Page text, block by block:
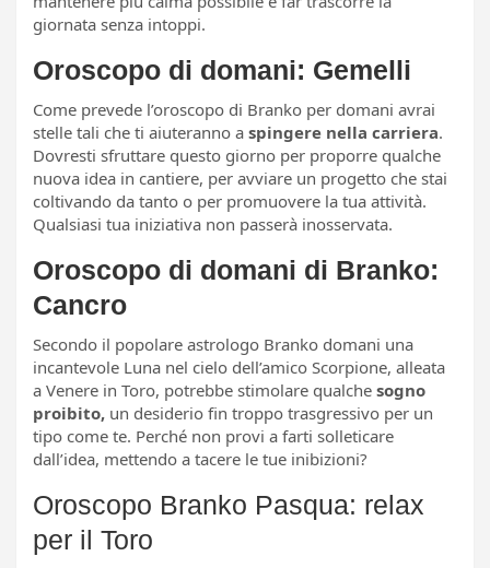
giornata senza intoppi.
Oroscopo di domani: Gemelli
Come prevede l’oroscopo di Branko per domani avrai
stelle tali che ti aiuteranno a spingere nella carriera.
Dovresti sfruttare questo giorno per proporre qualche
nuova idea in cantiere, per avviare un progetto che stai
coltivando da tanto o per promuovere la tua attività.
Qualsiasi tua iniziativa non passerà inosservata.
Oroscopo di domani di Branko:
Cancro
Secondo il popolare astrologo Branko domani una
incantevole Luna nel cielo dell’amico Scorpione, alleata
a Venere in Toro, potrebbe stimolare qualche sogno
proibito, un desiderio fin troppo trasgressivo per un
tipo come te. Perché non provi a farti solleticare
dall’idea, mettendo a tacere le tue inibizioni?
Oroscopo Branko Pasqua: relax
per il Toro